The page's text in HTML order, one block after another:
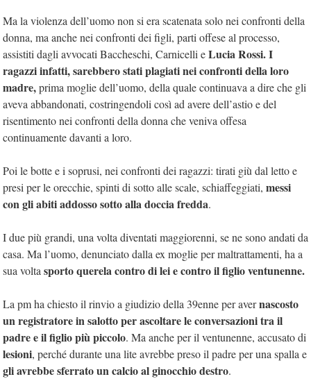
Ma la violenza dell’uomo non si era scatenata solo nei confronti della
donna, ma anche nei confronti dei figli, parti offese al processo,
assistiti dagli avvocati Baccheschi, Carnicelli eLucia Rossi. I
ragazzi infatti, sarebbero stati plagiati nei confronti della loro
madre,prima moglie dell’uomo, della quale continuava a dire che gli
aveva abbandonati, costringendoli così ad avere dell’astio e del
risentimento nei confronti della donna che veniva offesa
continuamente davanti a loro.
Poi le botte e i soprusi, nei confronti dei ragazzi: tirati giù dal letto e
presi per le orecchie, spinti di sotto alle scale, schiaffeggiati, messi
con gli abiti addosso sotto alla doccia fredda.
I due più grandi, una volta diventati maggiorenni, se ne sono andati da
casa. Ma l’uomo, denunciato dalla ex moglie per maltrattamenti, ha a
sua volta sporto querela contro di lei e contro il figlio ventunenne.
La pm ha chiesto il rinvio a giudizio della 39enne per avernascosto
un registratore in salotto per ascoltare le conversazioni tra il
padre e il figlio più piccolo. Ma anche per il ventunenne, accusato di
lesioni, perché durante una lite avrebbe preso il padre per una spalla e
gli avrebbe sferrato un calcio al ginocchio destro.